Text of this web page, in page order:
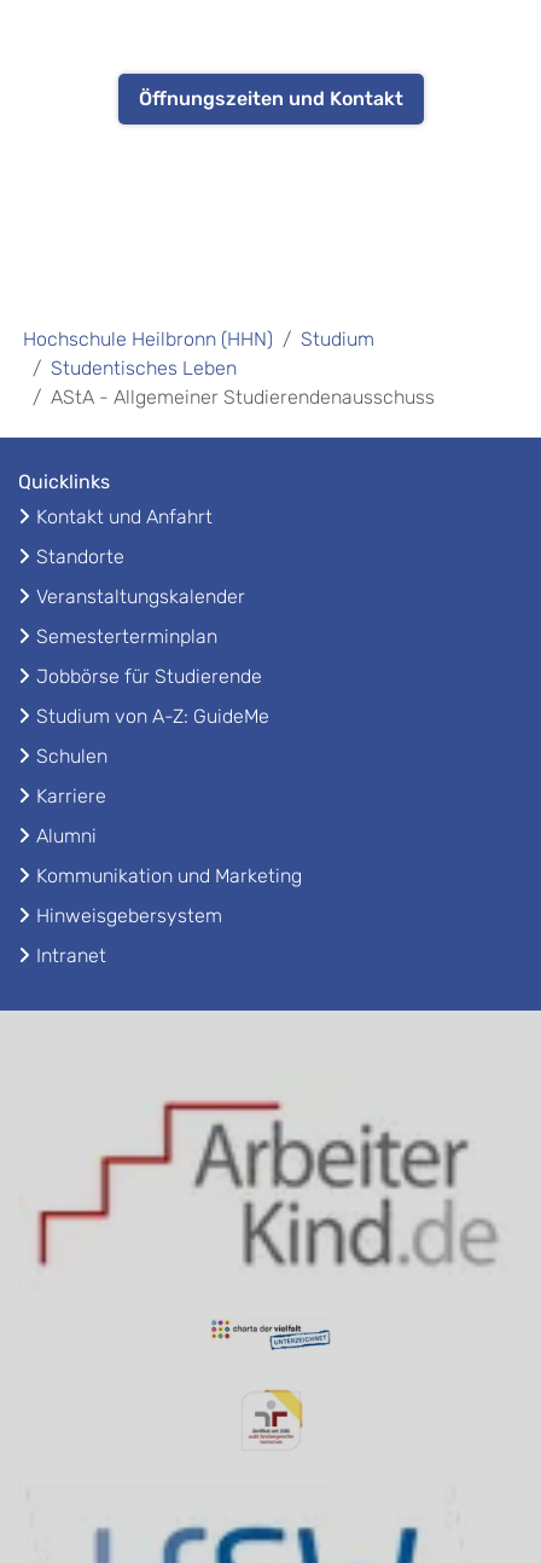
Öffnungszeiten und Kontakt
Hochschule Heilbronn (HHN)
Studium
Studentisches Leben
AStA - Allgemeiner Studierendenausschuss
Quicklinks
Kontakt und Anfahrt
Standorte
Veranstaltungskalender
Semesterterminplan
Jobbörse für Studierende
Studium von A-Z: GuideMe
Schulen
Karriere
Alumni
Kommunikation und Marketing
Hinweisgebersystem
Intranet